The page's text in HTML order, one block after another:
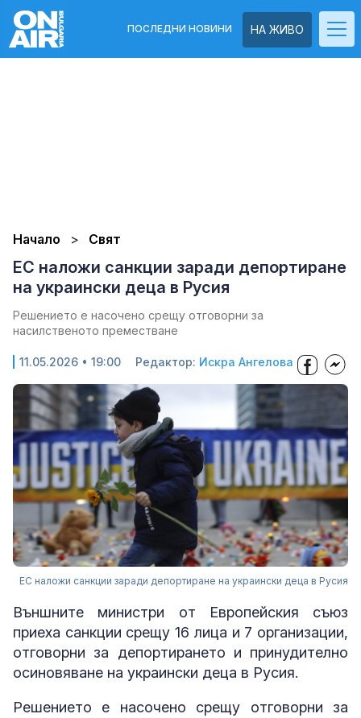
НА ЖИВО
ПОСЛЕДНИ НОВИНИ
Начало Свят
ЕС наложи санкции заради депортиране
на украински деца в Русия
Решението е насочено срещу отговорни за
насилственото преместване
11.05.2026 • 19:00 Редактор: Искра Ангелова
ЕС наложи санкции заради депортиране на украински деца в Русия
Външните министри от Европейския съюз
приеха санкции срещу 16 лица и 7 организации,
отговорни за депортирането и принудително
осиновяване на украински деца в Русия.
Решението е насочено срещу отговорни за